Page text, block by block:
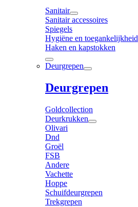
Sanitair
Sanitair accessoires
Spiegels
Hygiëne en toegankelijkheid
Haken en kapstokken
Deurgrepen
Deurgrepen
Goldcollection
Deurkrukken
Olivari
Dnd
Groël
FSB
Andere
Vachette
Hoppe
Schuifdeurgrepen
Trekgrepen